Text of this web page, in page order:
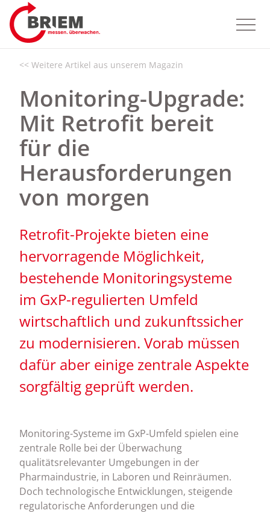
<< Weitere Artikel aus unserem Magazin
Monitoring-Upgrade:
Mit Retrofit bereit
für die
Herausforderungen
von morgen
Retrofit-Projekte bieten eine
hervorragende Möglichkeit,
bestehende Monitoringsysteme
im GxP-regulierten Umfeld
wirtschaftlich und zukunftssicher
zu modernisieren. Vorab müssen
dafür aber einige zentrale Aspekte
sorgfältig geprüft werden.
Monitoring-Systeme im GxP-Umfeld spielen eine
zentrale Rolle bei der Überwachung
qualitätsrelevanter Umgebungen in der
Pharmaindustrie, in Laboren und Reinräumen.
Doch technologische Entwicklungen, steigende
regulatorische Anforderungen und die